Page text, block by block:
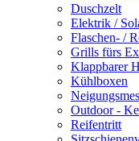
Duschzelt
Elektrik /
Flaschen- /
Grills fürs
Klappbarer
Kühlboxen
Outdoor -
Reifentritt